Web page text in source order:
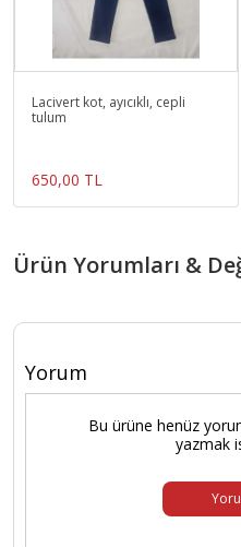
Lacivert kot, ayıcıklı, cepli
tulum
650,00 TL
Ürün Yorumları &
Yorum
Bu ürüne henüz
yazmak